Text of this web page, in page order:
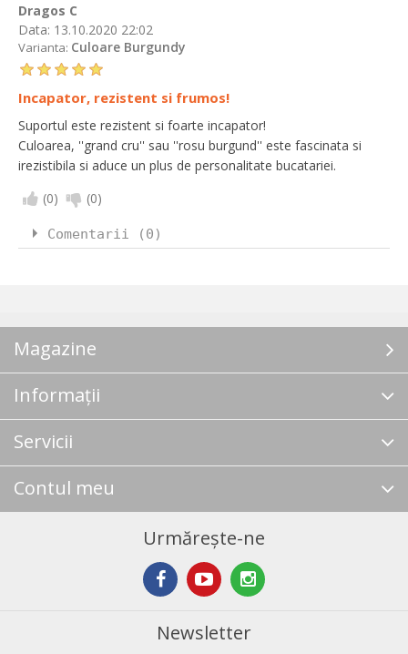
Dragos C
Data: 13.10.2020 22:02
Varianta: Culoare Burgundy
Incapator, rezistent si frumos!
Suportul este rezistent si foarte incapator!
Culoarea, ''grand cru'' sau ''rosu burgund'' este fascinata si
irezistibila si aduce un plus de personalitate bucatariei.
(0) (0)
Comentarii (0)
Magazine
Informații
Servicii
Contul meu
Urmărește-ne
Newsletter